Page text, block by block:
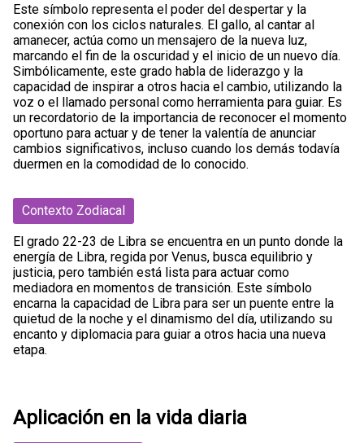
Este símbolo representa el poder del despertar y la
conexión con los ciclos naturales. El gallo, al cantar al
amanecer, actúa como un mensajero de la nueva luz,
marcando el fin de la oscuridad y el inicio de un nuevo día.
Simbólicamente, este grado habla de liderazgo y la
capacidad de inspirar a otros hacia el cambio, utilizando la
voz o el llamado personal como herramienta para guiar. Es
un recordatorio de la importancia de reconocer el momento
oportuno para actuar y de tener la valentía de anunciar
cambios significativos, incluso cuando los demás todavía
duermen en la comodidad de lo conocido.
Contexto Zodiacal
El grado 22-23 de Libra se encuentra en un punto donde la
energía de Libra, regida por Venus, busca equilibrio y
justicia, pero también está lista para actuar como
mediadora en momentos de transición. Este símbolo
encarna la capacidad de Libra para ser un puente entre la
quietud de la noche y el dinamismo del día, utilizando su
encanto y diplomacia para guiar a otros hacia una nueva
etapa.
Aplicación en la vida diaria